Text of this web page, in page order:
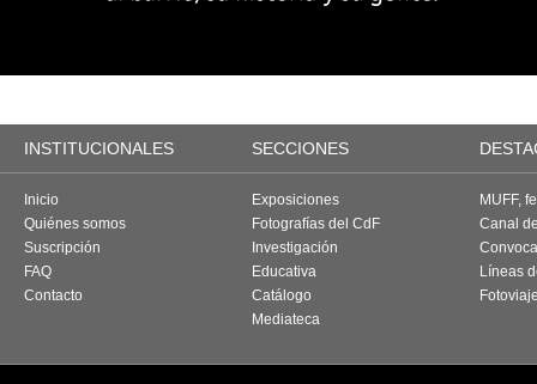
INSTITUCIONALES SECCIONES
Inicio
Quiénes somos
Suscripción
FAQ
Contacto
Exposiciones
Fotografías del CdF
Investigación
Educativa
Catálogo
Mediateca
MUFF,
Canal
Líneas